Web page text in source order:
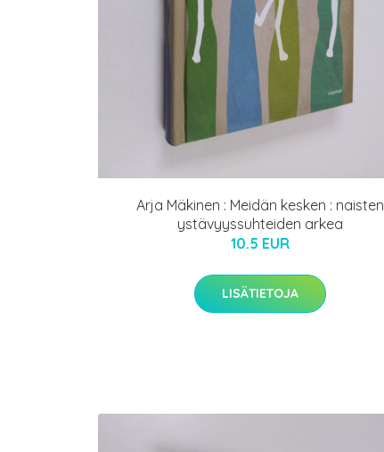
Arja Mäkinen : Meidän kesken : naisten
ystävyyssuhteiden arkea
10.5 EUR
LISÄTIETOJA